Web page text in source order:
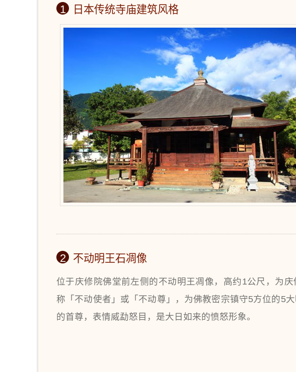
1 日本传统寺庙建筑风格
2 不动明王石凋像
位于庆修院佛堂前左侧的不动明王凋像，高约1公尺，为
称「不动使者」或「不动尊」，为佛教密宗镇守5方位的5
的首尊，表情威勐怒目，是大日如来的愤怒形象。